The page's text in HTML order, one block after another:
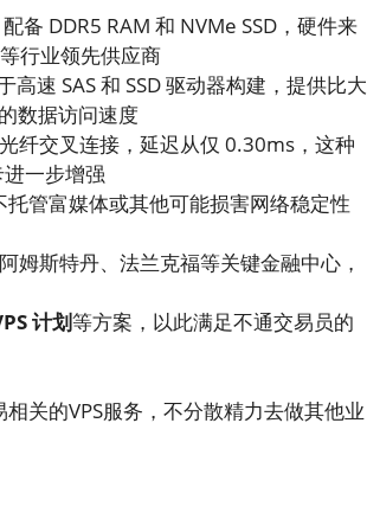
备 DDR5 RAM 和 NVMe SSD，硬件来
行业领先供应商
高速 SAS 和 SSD 驱动器构建，提供比大
数据访问速度
纤交叉连接，延迟从仅 0.30ms，这种
一步增强
托管富媒体或其他可能损害网络稳定性
姆斯特丹、法兰克福等关键金融中心，
计划等方案，以此满足不通交易员的
关的VPS服务，不分散精力去做其他业